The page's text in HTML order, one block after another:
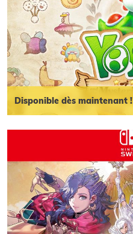
Disponible dès maintenant !